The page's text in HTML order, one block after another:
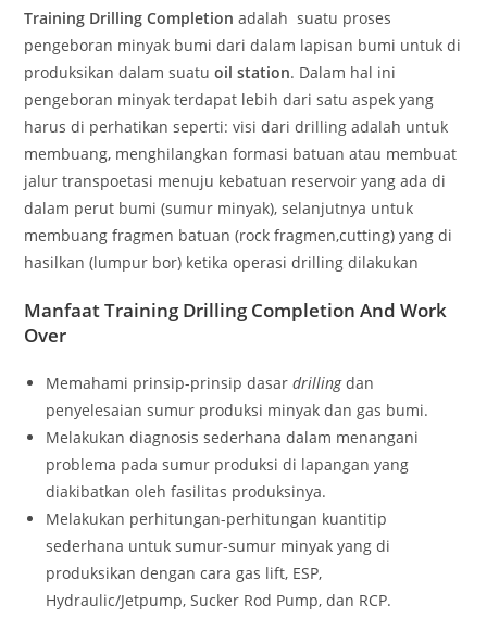
Training Drilling Completion adalah suatu proses
pengeboran minyak bumi dari dalam lapisan bumi untuk di
produksikan dalam suatuoil station. Dalam hal ini
pengeboran minyak terdapat lebih dari satu aspek yang
harus di perhatikan seperti: visi dari drilling adalah untuk
membuang, menghilangkan formasi batuan atau membuat
jalur transpoetasi menuju kebatuan reservoir yang ada di
dalam perut bumi (sumur minyak), selanjutnya untuk
membuang fragmen batuan (rock fragmen,cutting) yang di
hasilkan (lumpur bor) ketika operasi drilling dilakukan
Manfaat Training Drilling Completion And Work
Over
Memahami prinsip-prinsip dasardrillingdan
penyelesaian sumur produksi minyak dan gas bumi.
Melakukan diagnosis sederhana dalam menangani
problema pada sumur produksi di lapangan yang
diakibatkan oleh fasilitas produksinya.
Melakukan perhitungan-perhitungan kuantitip
sederhana untuk sumur-sumur minyak yang di
produksikan dengan cara gas lift, ESP,
Hydraulic/Jetpump, Sucker Rod Pump, dan RCP.